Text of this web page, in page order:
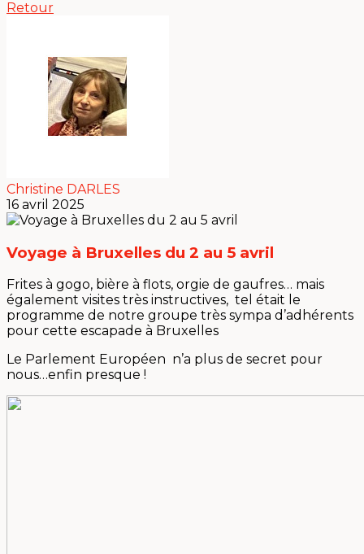
Retour
Christine DARLES
16 avril 2025
Voyage à Bruxelles du 2 au 5 avril
Frites à gogo, bière à flots, orgie de gaufres… mais
également visites très instructives, tel était le
programme de notre groupe très sympa d’adhérents
pour cette escapade à Bruxelles
Le Parlement Européen n’a plus de secret pour
nous…enfin presque !